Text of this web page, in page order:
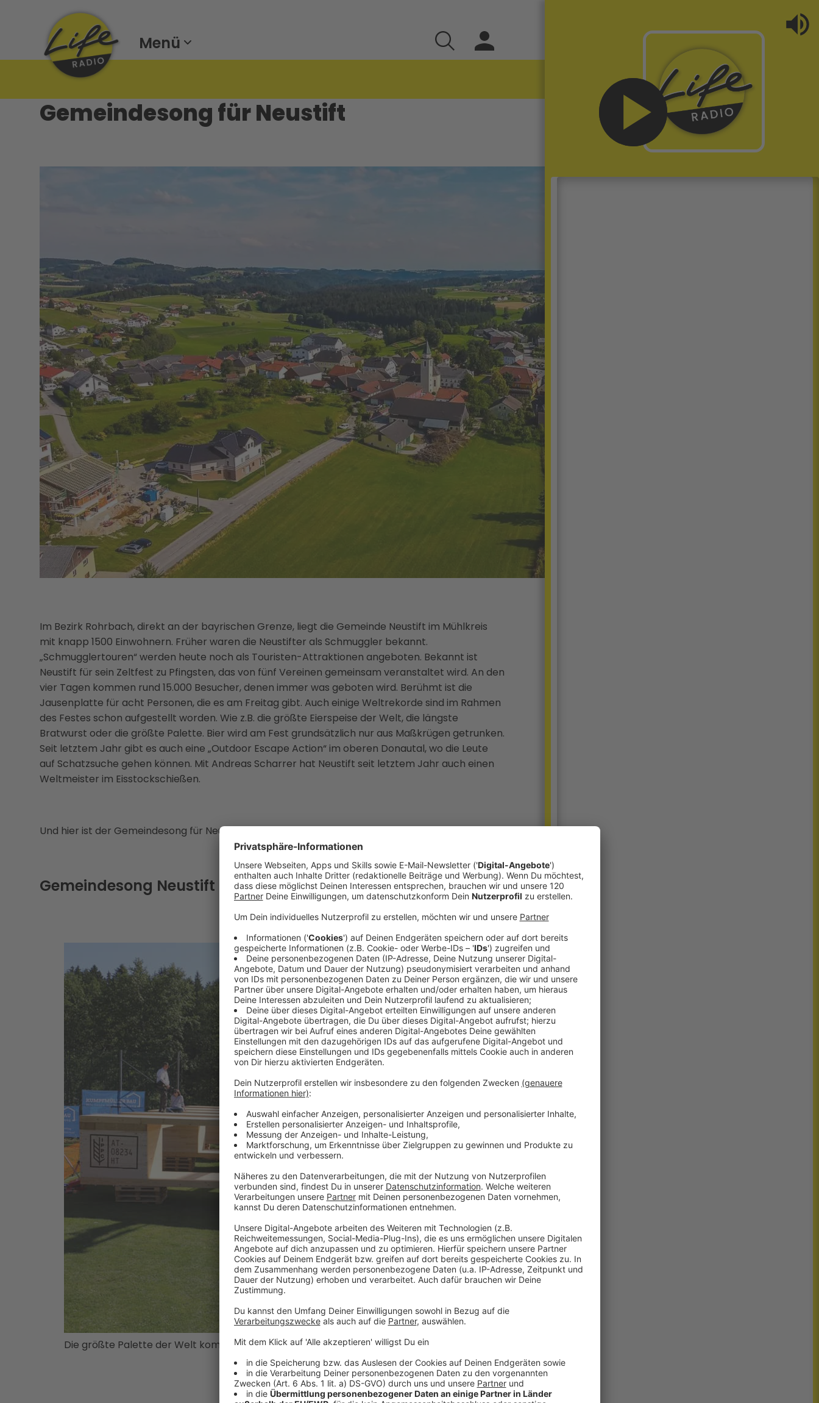
Menü
Gemeindesong für Neustift
Im Bezirk Rohrbach, direkt an der bayrischen Grenze, liegt die Gemeinde Neustift im Mühlkreis
mit knapp 1500 Einwohnern. Früher waren die Neustifter als Schmuggler bekannt.
„Schmugglertouren“ werden heute noch als Touristen-Attraktionen angeboten. Bekannt ist
Neustift für sein Zeltfest zu Pfingsten, das von fünf Vereinen gemeinsam veranstaltet wird. An den
vier Tagen kommen rund 15.000 Besucher, denen immer was geboten wird. Berühmt ist die
Jausenplatte für acht Personen, die es am Freitag gibt. Auch einige Weltrekorde sind im Rahmen
des Festes schon aufgestellt worden. Wie z.B. die größte Eierspeise der Welt, die längste
Bratwurst oder die größte Palette. Bier wird am Fest grundsätzlich nur aus Maßkrügen getrunken.
Seit letztem Jahr gibt es auch eine „Outdoor Escape Action“ im oberen Donautal, wo die Leute
auf Schatzsuche gehen können. Mit Andreas Scharrer hat Neustift seit letztem Jahr auch einen
Weltmeister im Eisstockschießen.
Und hier ist der Gemeindesong für Neustift:
Gemeindesong Neustift im Mühlkreis.
Die größte Palette der Welt kommt aus Neustift. (Foto: Fest des Jahres)